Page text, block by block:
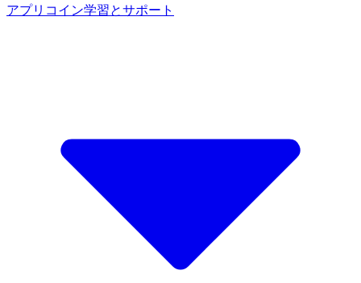
アプリ コイン学習とサポート